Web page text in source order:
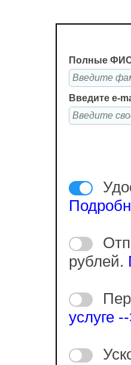
Полные ФИО
Введите e-
рублей.
услуге